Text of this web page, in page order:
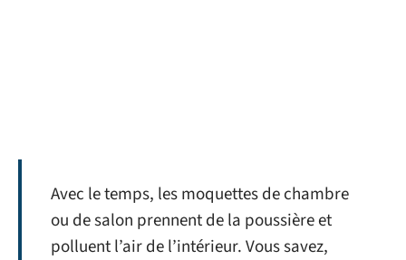
Avec le temps, les moquettes de chambre
ou de salon prennent de la poussière et
polluent l’air de l’intérieur. Vous savez,